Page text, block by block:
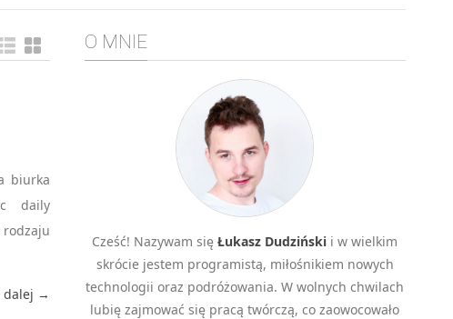
biurka
daily
dalej →
O MNIE
Cześć! Nazywam sięŁukasz Dudziński i w wielkim
skrócie jestem programistą, miłośnikiem nowych
technologii oraz podróżowania. W wolnych chwilach
lubię zajmować się pracą twórczą, co zaowocowało